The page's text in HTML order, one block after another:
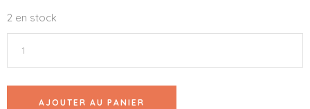
2 en stock
AJOUTER AU PANIER